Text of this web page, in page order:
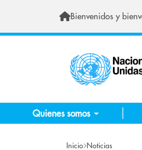
Bienvenidos y
Quienes somos
Inicio Noticias